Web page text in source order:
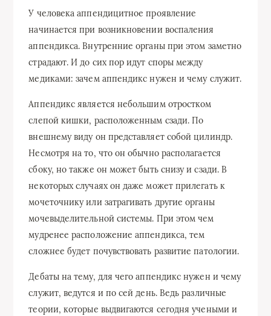
У человека аппендицитное проявление
начинается при возникновении воспаления
аппендикса. Внутренние органы при этом заметно
страдают. И до сих пор идут споры между
медиками: зачем аппендикс нужен и чему служит.
Аппендикс является небольшим отростком
слепой кишки, расположенным сзади. По
внешнему виду он представляет собой цилиндр.
Несмотря на то, что он обычно располагается
сбоку, но также он может быть снизу и сзади. В
некоторых случаях он даже может прилегать к
мочеточнику или затрагивать другие органы
мочевыделительной системы. При этом чем
мудренее расположение аппендикса, тем
сложнее будет почувствовать развитие патологии.
Дебаты на тему, для чего аппендикс нужен и чему
служит, ведутся и по сей день. Ведь различные
теории, которые выдвигаются сегодня учеными и